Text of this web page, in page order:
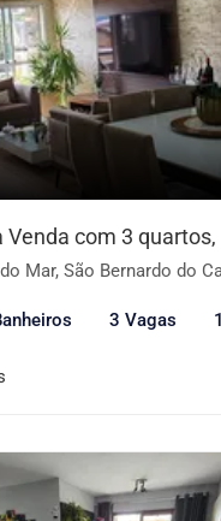
com 3 quartos,
Mar, São Bernardo do
3 Vagas